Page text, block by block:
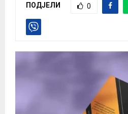
ПОДЈЕЛИ 0